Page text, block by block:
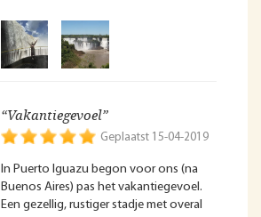
“Vakantiegevoel”
Geplaatst 15-04-2019
In Puerto Iguazu begon voor ons (na
Buenos Aires) pas het vakantiegevoel.
Een gezellig, rustiger stadje met overal